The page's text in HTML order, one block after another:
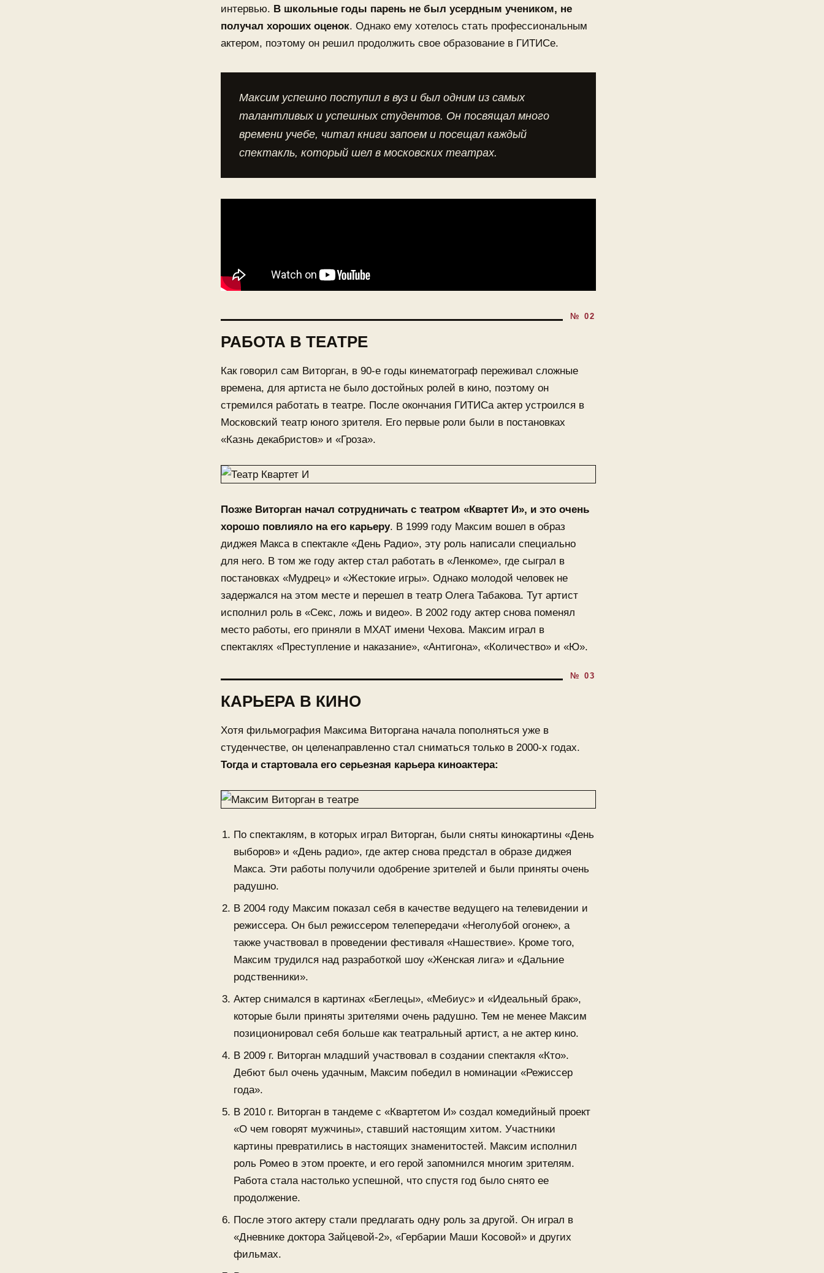
интервью. В школьные годы парень не был усердным учеником, не
получал хороших оценок. Однако ему хотелось стать профессиональным
актером, поэтому он решил продолжить свое образование в ГИТИСе.
Максим успешно поступил в вуз и был одним из самых
талантливых и успешных студентов. Он посвящал много
времени учебе, читал книги запоем и посещал каждый
спектакль, который шел в московских театрах.
РАБОТА В ТЕАТРЕ
Как говорил сам Виторган, в 90-е годы кинематограф переживал сложные
времена, для артиста не было достойных ролей в кино, поэтому он
стремился работать в театре. После окончания ГИТИСа актер устроился в
Московский театр юного зрителя. Его первые роли были в постановках
«Казнь декабристов» и «Гроза».
Позже Виторган начал сотрудничать с театром «Квартет И», и это очень
хорошо повлияло на его карьеру. В 1999 году Максим вошел в образ
диджея Макса в спектакле «День Радио», эту роль написали специально
для него. В том же году актер стал работать в «Ленкоме», где сыграл в
постановках «Мудрец» и «Жестокие игры». Однако молодой человек не
задержался на этом месте и перешел в театр Олега Табакова. Тут артист
исполнил роль в «Секс, ложь и видео». В 2002 году актер снова поменял
место работы, его приняли в МХАТ имени Чехова. Максим играл в
спектаклях «Преступление и наказание», «Антигона», «Количество» и «Ю».
КАРЬЕРА В КИНО
Хотя фильмография Максима Виторгана начала пополняться уже в
студенчестве, он целенаправленно стал сниматься только в 2000-х годах.
Тогда и стартовала его серьезная карьера киноактера:
По спектаклям, в которых играл Виторган, были сняты кинокартины «День
выборов» и «День радио», где актер снова предстал в образе диджея
Макса. Эти работы получили одобрение зрителей и были приняты очень
радушно.
В 2004 году Максим показал себя в качестве ведущего на телевидении и
режиссера. Он был режиссером телепередачи «Неголубой огонек», а
также участвовал в проведении фестиваля «Нашествие». Кроме того,
Максим трудился над разработкой шоу «Женская лига» и «Дальние
родственники».
Актер снимался в картинах «Беглецы», «Мебиус» и «Идеальный брак»,
которые были приняты зрителями очень радушно. Тем не менее Максим
позиционировал себя больше как театральный артист, а не актер кино.
В 2009 г. Виторган младший участвовал в создании спектакля «Кто».
Дебют был очень удачным, Максим победил в номинации «Режиссер
года».
В 2010 г. Виторган в тандеме с «Квартетом И» создал комедийный проект
«О чем говорят мужчины», ставший настоящим хитом. Участники
картины превратились в настоящих знаменитостей. Максим исполнил
роль Ромео в этом проекте, и его герой запомнился многим зрителям.
Работа стала настолько успешной, что спустя год было снято ее
продолжение.
После этого актеру стали предлагать одну роль за другой. Он играл в
«Дневнике доктора Зайцевой-2», «Гербарии Маши Косовой» и других
фильмах.